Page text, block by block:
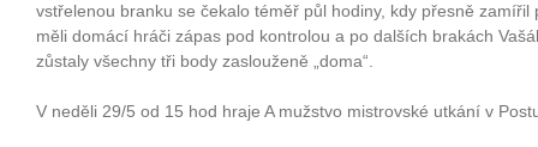
vstřelenou branku se čekalo téměř půl hodiny, kdy přesně
měli domácí hráči zápas pod kontrolou a po dalších brakách
zůstaly všechny tři body zaslouženě „doma“.
V neděli 29/5 od 15 hod hraje A mužstvo mistrovské utkání v